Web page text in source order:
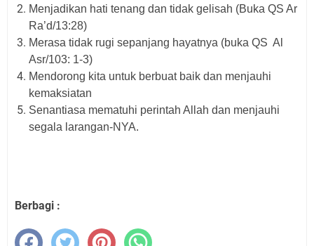
Menjadikan hati tenang dan tidak gelisah (Buka QS Ar
Ra’d/13:28)
Merasa tidak rugi sepanjang hayatnya (buka QS Al
Asr/103: 1-3)
Mendorong kita untuk berbuat baik dan menjauhi
kemaksiatan
Senantiasa mematuhi perintah Allah dan menjauhi
segala larangan-NYA.
Berbagi :